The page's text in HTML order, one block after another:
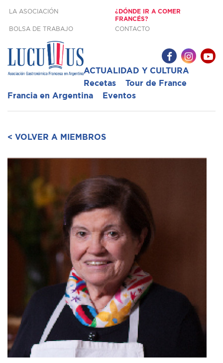
LA ASOCIACIÓN
¿DÓNDE IR A COMER
FRANCÉS?
BOLSA DE TRABAJO
CONTACTO
ACTUALIDAD Y CULTURA
Recetas
Tour de France
Francia en Argentina
Eventos
< VOLVER A MIEMBROS